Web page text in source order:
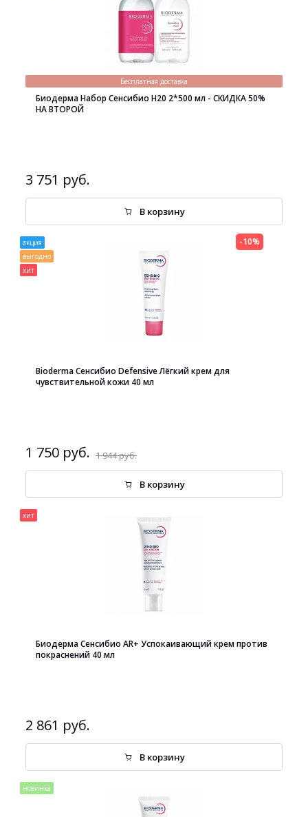
Бесплатная доставка
Биодерма Набор Сенсибио H20 2*500 мл - СКИДКА 50%
НА ВТОРОЙ
3 751 руб.
В корзину
акция
выгодно
хит
Bioderma Сенсибио Defensive Лёгкий крем для
чувствительной кожи 40 мл
1 750 руб. 1 944 руб.
-10%
В корзину
хит
Биодерма Сенсибио AR+ Успокаивающий крем против
покраснений 40 мл
2 861 руб.
В корзину
новинка